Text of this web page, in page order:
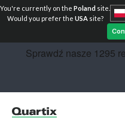
You're currently on the Poland site.
Would you prefer the USAsite?
Zacznij